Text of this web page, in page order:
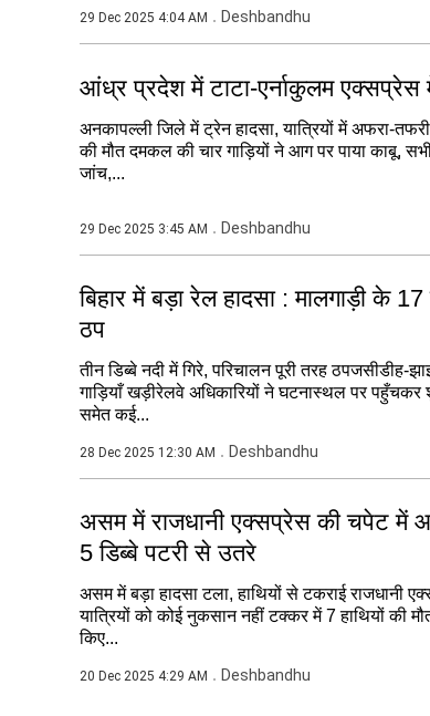
29 Dec 2025 4:04 AM Deshbandhu
आंध्र प्रदेश में टाटा-एर्नाकुलम एक्सप्रेस
अनकापल्ली जिले में ट्रेन हादसा, यात्रियों में अफरा-
की मौत दमकल की चार गाड़ियों ने आग पर पाया काबू,
जांच,...
29 Dec 2025 3:45 AM Deshbandhu
बिहार में बड़ा रेल हादसा : मालगाड़ी के
ठप
तीन डिब्बे नदी में गिरे, परिचालन पूरी तरह ठपजसीडीह-
गाड़ियाँ खड़ीरेलवे अधिकारियों ने घटनास्थल पर पहुँचकर
समेत कई...
28 Dec 2025 12:30 AM Deshbandhu
असम में राजधानी एक्सप्रेस की चपेट में
5 डिब्बे पटरी से उतरे
असम में बड़ा हादसा टला, हाथियों से टकराई राजधानी
यात्रियों को कोई नुकसान नहीं टक्कर में 7 हाथियों की
किए...
20 Dec 2025 4:29 AM Deshbandhu